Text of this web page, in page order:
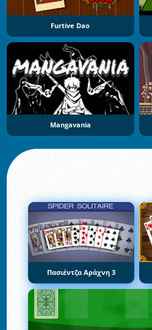
Furtive Dao
Mangavania
Πασιέντζα Αράχνη 3